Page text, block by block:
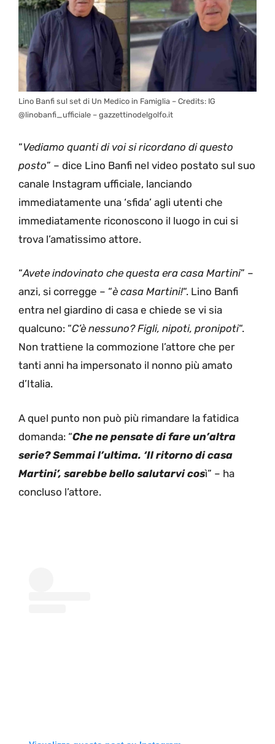
Lino Banfi sul set di Un Medico in Famiglia – Credits: IG
@linobanfi_ufficiale – gazzettinodelgolfo.it
“Vediamo quanti di voi si ricordano di questo
posto” – dice Lino Banfi nel video postato sul suo
canale Instagram ufficiale, lanciando
immediatamente una ‘sfida’ agli utenti che
immediatamente riconoscono il luogo in cui si
trova l’amatissimo attore.
“Avete indovinato che questa era casa Martini” –
anzi, si corregge – “è casa Martini!“. Lino Banfi
entra nel giardino di casa e chiede se vi sia
qualcuno: “C’è nessuno? Figli, nipoti, pronipoti“.
Non trattiene la commozione l’attore che per
tanti anni ha impersonato il nonno più amato
d’Italia.
A quel punto non può più rimandare la fatidica
domanda: “Che ne pensate di fare un’altra
serie? Semmai l’ultima. ‘Il ritorno di casa
Martini’, sarebbe bello salutarvi così” – ha
concluso l’attore.